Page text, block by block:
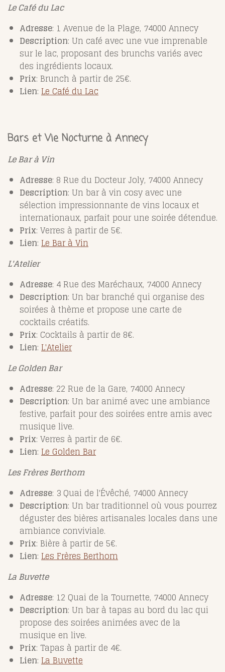
Le Café du Lac
Adresse: 1 Avenue de la Plage, 74000 Annecy
Description: Un café avec une vue imprenable
sur le lac, proposant des brunchs variés avec
des ingrédients locaux.
Prix: Brunch à partir de 25€.
Lien: LeCaféduLac
Bars et Vie Nocturne à Annecy
Le Bar à Vin
Adresse: 8 Rue du Docteur Joly, 74000 Annecy
Description: Un bar à vin cosy avec une
sélection impressionnante de vins locaux et
internationaux, parfait pour une soirée détendue.
Prix: Verres à partir de 5€.
Lien: LeBaràVin
L'Atelier
Adresse: 4 Rue des Maréchaux, 74000 Annecy
Description: Un bar branché qui organise des
soirées à thème et propose une carte de
cocktails créatifs.
Prix: Cocktails à partir de 8€.
Lien: L'Atelier
Le Golden Bar
Adresse: 22 Rue de la Gare, 74000 Annecy
Description: Un bar animé avec une ambiance
festive, parfait pour des soirées entre amis avec
musique live.
Prix: Verres à partir de 6€.
Lien: LeGoldenBar
Les Frères Berthom
Adresse: 3 Quai de l'Évêché, 74000 Annecy
Description: Un bar traditionnel où vous pourrez
déguster des bières artisanales locales dans une
ambiance conviviale.
Prix: Bière à partir de 5€.
Lien: LesFrèresBerthom
La Buvette
Adresse: 12 Quai de la Tournette, 74000 Annecy
Description: Un bar à tapas au bord du lac qui
propose des soirées animées avec de la
musique en live.
Prix: Tapas à partir de 4€.
Lien: LaBuvette